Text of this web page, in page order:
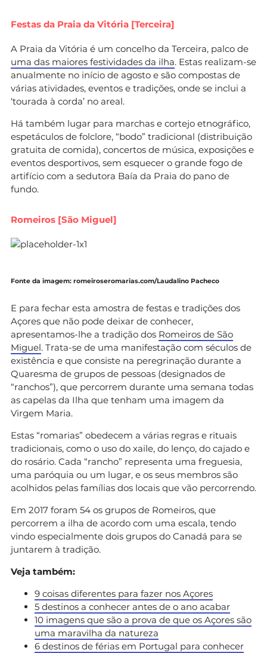
Festas da Praia da Vitória [Terceira]
A Praia da Vitória é um concelho da Terceira, palco de
uma das maiores festividades da ilha. Estas realizam-se
anualmente no início de agosto e são compostas de
várias atividades, eventos e tradições, onde se inclui a
‘tourada à corda’ no areal.
Há também lugar para marchas e cortejo etnográfico,
espetáculos de folclore, “bodo” tradicional (distribuição
gratuita de comida), concertos de música, exposições e
eventos desportivos, sem esquecer o grande fogo de
artifício com a sedutora Baía da Praia do pano de
fundo.
Romeiros [São Miguel]
Fonte da imagem: romeiroseromarias.com/Laudalino Pacheco
E para fechar esta amostra de festas e tradições dos
Açores que não pode deixar de conhecer,
apresentamos-lhe a tradição dos Romeiros de São
Miguel. Trata-se de uma manifestação com séculos de
existência e que consiste na peregrinação durante a
Quaresma de grupos de pessoas (designados de
“ranchos”), que percorrem durante uma semana todas
as capelas da Ilha que tenham uma imagem da
Virgem Maria.
Estas “romarias” obedecem a várias regras e rituais
tradicionais, como o uso do xaile, do lenço, do cajado e
do rosário. Cada “rancho” representa uma freguesia,
uma paróquia ou um lugar, e os seus membros são
acolhidos pelas famílias dos locais que vão percorrendo.
Em 2017 foram 54 os grupos de Romeiros, que
percorrem a ilha de acordo com uma escala, tendo
vindo especialmente dois grupos do Canadá para se
juntarem à tradição.
Veja também:
9 coisas diferentes para fazer nos Açores
5 destinos a conhecer antes de o ano acabar
10 imagens que são a prova de que os Açores são
uma maravilha da natureza
6 destinos de férias em Portugal para conhecer